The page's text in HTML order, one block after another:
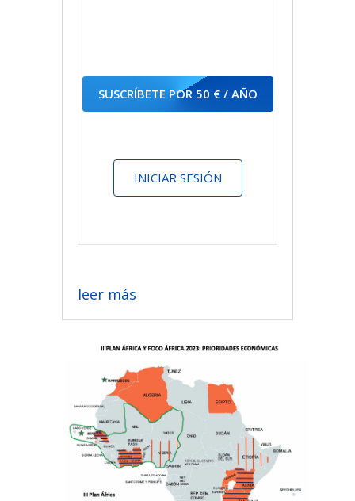
SUSCRÍBETE POR 50 € / AÑO
INICIAR SESIÓN
leer más